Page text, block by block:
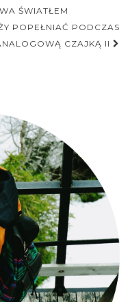
ŚWIATŁEM
POPEŁNIAĆ PODCZAS
CZAJKĄ II